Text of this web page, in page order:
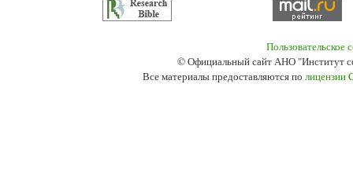
Пользовательское
© Официальный сайт АНО "Институт
Все материалы предоставляются по лицензии